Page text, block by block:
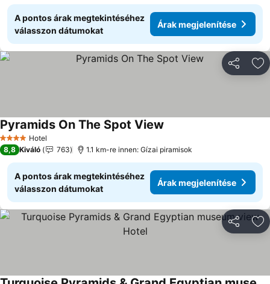
A pontos árak megtekintéséhez
válasszon dátumokat
Árak megjelenítése
4 KategóriaHotel
Pyramids On The Spot View
8,8 Kiváló 763 1.1 km-re innen: Gízai piramisok
A pontos árak megtekintéséhez
válasszon dátumokat
Árak megjelenítése